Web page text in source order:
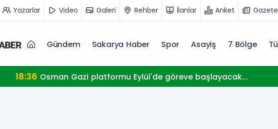
Yazarlar Video Galeri Rehber İlanlar Anket
Gündem Sakarya Haber Spor Asayiş 7 Bölge
18:36 Osman Gazi platformu Eylül'de göreve başlayacak...